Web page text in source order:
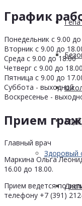
Здоровый
График
Понедельник с 9.00
Вторник с 9.00 до
Среда с 9.00 до 18.00
Четверг с 9.00 до 18.00
Пятница с 9.00 до
Суббота - выходной
Воскресенье -
Прием
Главный врач
Маркина Ольга
16.00 до 18.00.
Прием ведется по
телефону +7 (391)